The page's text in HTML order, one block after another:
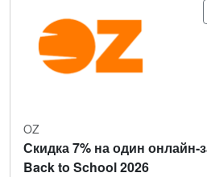
OZ
Скидка 7% на один онлайн-
Back to School 2026